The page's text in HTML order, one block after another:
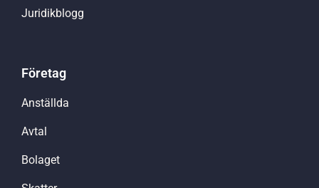
Juridikblogg
Företag
Anställda
Avtal
Bolaget